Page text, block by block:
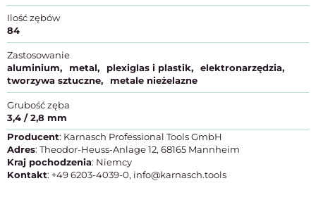
Ilość zębów
84
Zastosowanie
aluminium
metal plexiglas i plastik
elektronarzędzia
tworzywa sztuczne
metale nieżelazne
Grubość zęba
3,4 / 2,8 mm
Producent: Karnasch Professional Tools GmbH
Adres: Theodor-Heuss-Anlage 12, 68165 Mannheim
Kraj pochodzenia: Niemcy
Kontakt: +49 6203-4039-0, info@karnasch.tools